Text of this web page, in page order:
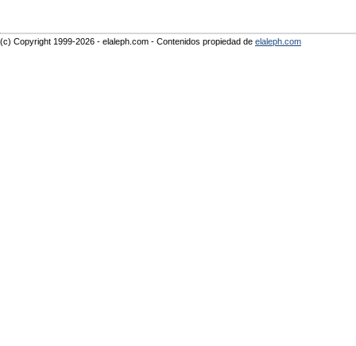
(c) Copyright 1999-2026 - elaleph.com - Contenidos propiedad de elaleph.com